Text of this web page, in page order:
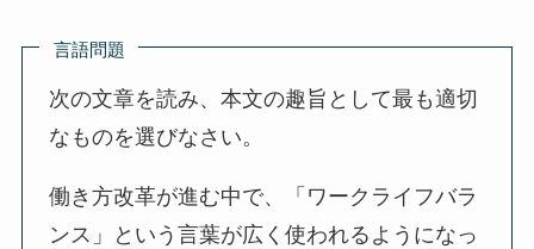
言語問題
次の文章を読み、本文の趣旨として最も適切
なものを選びなさい。
働き方改革が進む中で、「ワークライフバラ
ンス」という言葉が広く使われるようになっ